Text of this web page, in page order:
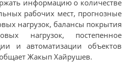
информацию о количестве
рабочих мест, прогнозные
нагрузок, балансы покрытия
нагрузок, постепенное
и автоматизации объектов
Жакып Хайрушев.